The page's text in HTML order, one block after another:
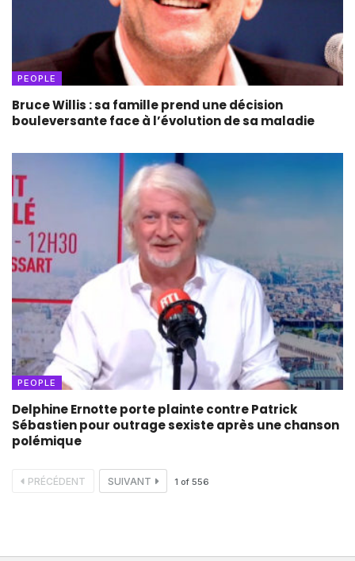
PEOPLE
Bruce Willis : sa famille prend une décision
bouleversante face à l’évolution de sa maladie
PEOPLE
Delphine Ernotte porte plainte contre Patrick
Sébastien pour outrage sexiste après une chanson
polémique
PRÉCÉDENT SUIVANT 1 of 556